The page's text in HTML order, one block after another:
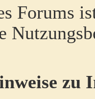
Forums
zu